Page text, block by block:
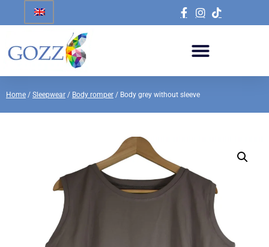
Home / Sleepwear / Body romper / Body grey without sleeve